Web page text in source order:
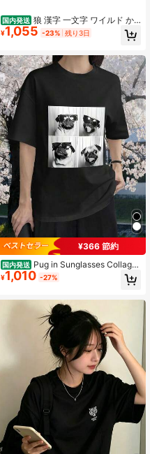
国内発送 狼 漢字 一文字 ワイルド か
っこいい ウルフ 黒 他カラー メンズ
レディース 大きいサイズ 筆文字シャ
¥1,055 -23% 残り3日
¥366 節約
国内発送 Pug in Sunglasses Collage
レディースラウンドネック半袖トッ
プス、レギュラーフィット、春夏に
出かけに、多用途でエレガント、通
勤にも最適。春夏の必需品、新春夏
スタイル、快適で通気性抜群、柔ら
かく快適、日本と韓国スタイル、洗
濯機洗い可能、ギフトにも最適！DX
¥1,010 -27%